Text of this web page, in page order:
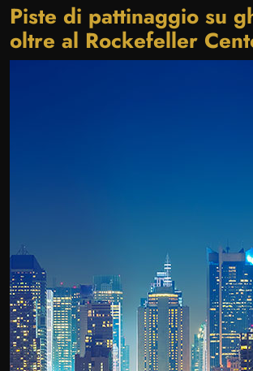
Piste di pattinaggio su
oltre al Rockefeller